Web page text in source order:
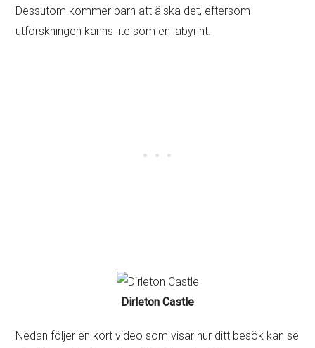
Dessutom kommer barn att älska det, eftersom
utforskningen känns lite som en labyrint.
Dirleton Castle
Nedan följer en kort video som visar hur ditt besök kan se